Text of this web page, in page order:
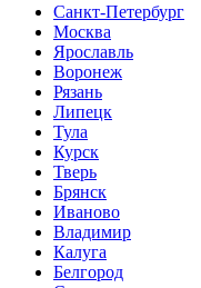
Санкт-Петербург
Москва
Ярославль
Воронеж
Рязань
Липецк
Тула
Курск
Тверь
Брянск
Иваново
Владимир
Калуга
Белгород